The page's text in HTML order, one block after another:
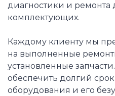
диагностики и ремонта
комплектующих.
Каждому клиенту мы
на выполненные
установленные
обеспечить долгий
оборудования и его